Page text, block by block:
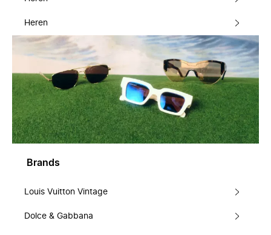
Heren
Brands
Louis Vuitton Vintage
Dolce & Gabbana